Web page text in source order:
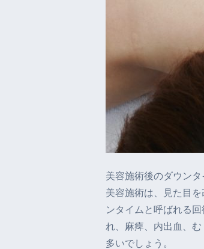
美容施術後のダウン
美容施術は、見た目
ンタイムと呼ばれる
れ、麻痺、内出血、
多いでしょう。